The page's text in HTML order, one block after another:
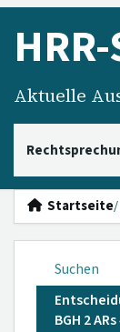
HRR
Aktuelle
Startseite
Suchen
BGH 2